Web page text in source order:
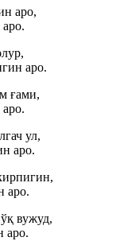
аро,
аро.
ғами,
ул,
аро.
аро.
вужуд,
аро.